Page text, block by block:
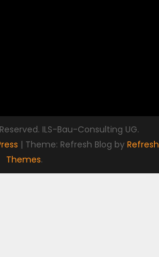
ILS-Bau-Consulting UG.
| Theme: Refresh Blog by Refresh
Themes.